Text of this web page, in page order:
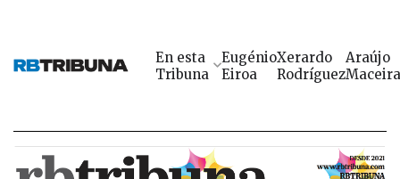
En esta
Tribuna
Eugénio
Eiroa
Xerardo
Rodríguez
Araújo
Maceira